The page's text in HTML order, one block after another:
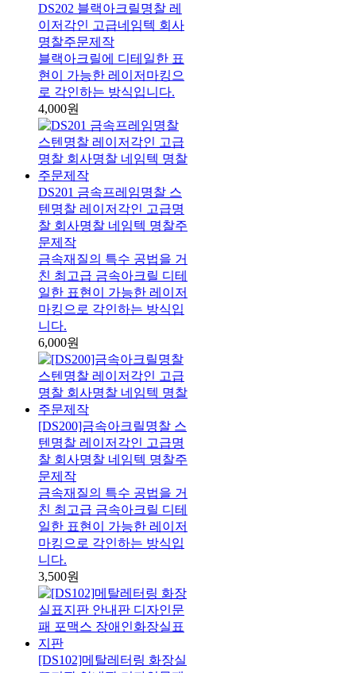
DS202 블랙아크릴명찰 레
이저각인 고급네임텍 회사
명찰주문제작
블랙아크릴에 디테일한 표
현이 가능한 레이저마킹으
로 각인하는 방식입니다.
4,000원
DS201 금속프레임명찰 스
텐명찰 레이저각인 고급명
찰 회사명찰 네임텍 명찰주
문제작
금속재질의 특수 공법을 거
친 최고급 금속아크릴 디테
일한 표현이 가능한 레이저
마킹으로 각인하는 방식입
니다.
6,000원
[DS200]금속아크릴명찰 스
텐명찰 레이저각인 고급명
찰 회사명찰 네임텍 명찰주
문제작
금속재질의 특수 공법을 거
친 최고급 금속아크릴 디테
일한 표현이 가능한 레이저
마킹으로 각인하는 방식입
니다.
3,500원
[DS102]메탈레터링 화장실